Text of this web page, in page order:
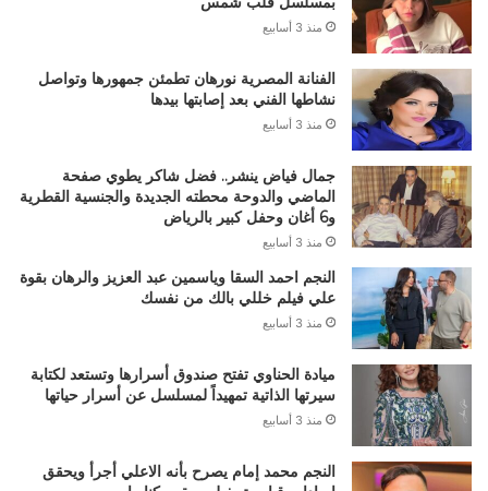
منذ 3 أسابيع
الفنانة المصرية نورهان تطمئن جمهورها وتواصل
نشاطها الفني بعد إصابتها بيدها
منذ 3 أسابيع
جمال فياض ينشر.. فضل شاكر يطوي صفحة
الماضي والدوحة محطته الجديدة والجنسية القطرية
و6 أغان وحفل كبير بالرياض
منذ 3 أسابيع
النجم احمد السقا وياسمين عبد العزيز والرهان بقوة
علي فيلم خللي بالك من نفسك
منذ 3 أسابيع
ميادة الحناوي تفتح صندوق أسرارها وتستعد لكتابة
سيرتها الذاتية تمهيداً لمسلسل عن أسرار حياتها
منذ 3 أسابيع
النجم محمد إمام يصرح بأنه الاعلي أجرأ ويحقق